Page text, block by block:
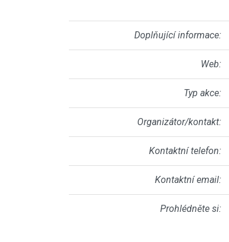
Doplňující informace:
Web:
Typ akce:
Organizátor/kontakt:
Kontaktní telefon:
Kontaktní email:
Prohlédněte si: